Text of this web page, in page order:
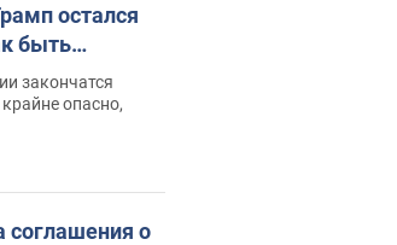
остался
быть
с Мельником
закончатся
опасно,
соглашения о